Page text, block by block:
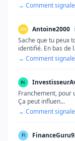
→ Comment
Antoine2000
Sache que tu peux
identifié. En bas de
→ Comment
Franchement, pour
Ça peut influen...
→ Comment